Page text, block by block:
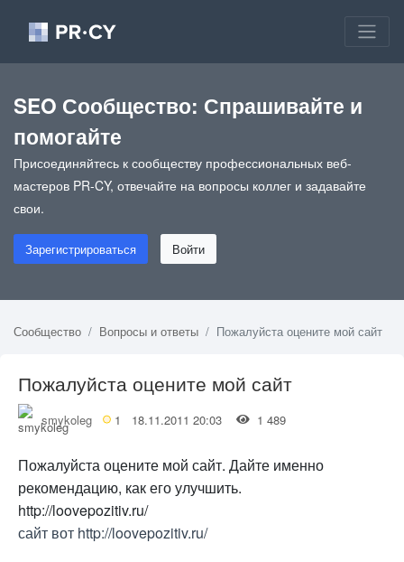
SEO Сообщество: Спрашивайте и
помогайте
Присоединяйтесь к сообществу профессиональных веб-
мастеров PR-CY, отвечайте на вопросы коллег и задавайте
свои.
Зарегистрироваться Войти
Сообщество Вопросы и ответы Пожалуйста оцените мой сайт
Пожалуйста оцените мой сайт
smykoleg 1 18.11.2011 20:03 1 489
Пожалуйста оцените мой сайт. Дайте именно
рекомендацию, как его улучшить.
http://loovepozitiv.ru/
сайт вот http://loovepozitiv.ru/